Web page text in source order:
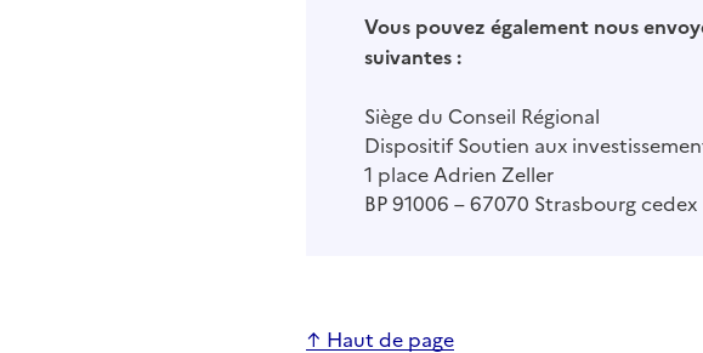
Vous pouvez également nous
suivantes :
Siège du Conseil Régional
Dispositif Soutien aux
1 place Adrien Zeller
BP 91006 – 67070 Strasbourg cedex
↑ Haut de page